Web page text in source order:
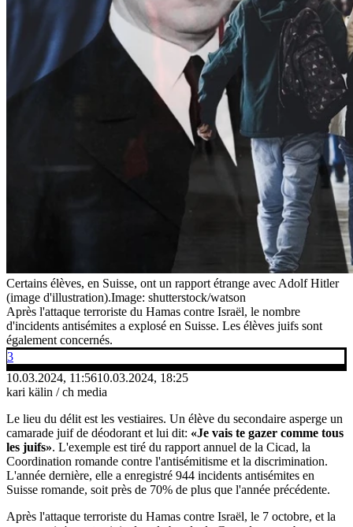
Certains élèves, en Suisse, ont un rapport étrange avec Adolf Hitler
(image d'illustration).Image: shutterstock/watson
Après l'attaque terroriste du Hamas contre Israël, le nombre
d'incidents antisémites a explosé en Suisse. Les élèves juifs sont
également concernés.
3
10.03.2024, 11:5610.03.2024, 18:25
kari kälin / ch media
Le lieu du délit est les vestiaires. Un élève du secondaire asperge un
camarade juif de déodorant et lui dit: «Je vais te gazer comme tous
les juifs». L'exemple est tiré du rapport annuel de la Cicad, la
Coordination romande contre l'antisémitisme et la discrimination.
L'année dernière, elle a enregistré 944 incidents antisémites en
Suisse romande, soit près de 70% de plus que l'année précédente.
Après l'attaque terroriste du Hamas contre Israël, le 7 octobre, et la